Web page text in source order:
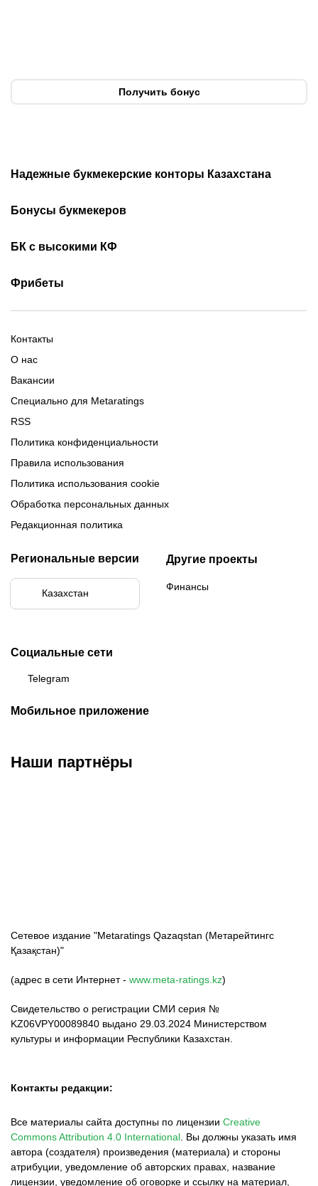
Получить бонус
Надежные букмекерские конторы Казахстана
Бонусы букмекеров
За установку приложения
БК с высокими КФ
Фрибеты
Старым игрокам
Фрибет на День Рождения
Контакты
О нас
Вакансии
Специально для Metaratings
RSS
Политика конфиденциальности
Правила использования
Политика использования cookie
Обработка персональных данных
Редакционная политика
Региональные версии
Казахстан
Другие проекты
Финансы
Социальные сети
Telegram
Мобильное приложение
Наши партнёры
Сетевое издание "Metaratings Qazaqstan (Метарейтингс
Қазақстан)"
(адрес в сети Интернет - www.meta-ratings.kz)
Свидетельство о регистрации СМИ серия №
KZ06VPY00089840 выдано 29.03.2024 Министерством
культуры и информации Республики Казахстан.
Контакты редакции:
Все материалы сайта доступны по лицензии Creative
Commons Attribution 4.0 International. Вы должны указать имя
автора (создателя) произведения (материала) и стороны
атрибуции, уведомление об авторских правах, название
лицензии, уведомление об оговорке и ссылку на материал,